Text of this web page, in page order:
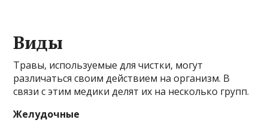
Виды
Травы, используемые для чистки, могут
различаться своим действием на организм. В
связи с этим медики делят их на несколько групп.
Желудочные